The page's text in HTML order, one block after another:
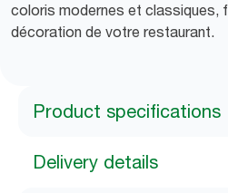
coloris modernes et classiques,
décoration de votre restaurant.
Product specifications
Delivery details